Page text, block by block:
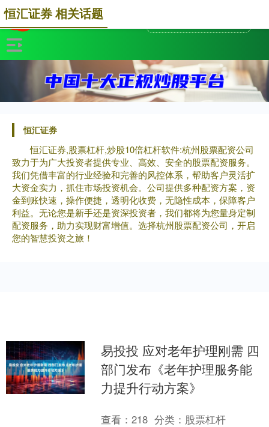
恒汇证券
恒汇证券,股票杠杆,炒股10倍杠杆软件:杭州股票配资公司
致力于为广大投资者提供专业、高效、安全的股票配资服务。
我们凭借丰富的行业经验和完善的风控体系，帮助客户灵活扩
大资金实力，抓住市场投资机会。公司提供多种配资方案，资
金到账快速，操作便捷，透明化收费，无隐性成本，保障客户
利益。无论您是新手还是资深投资者，我们都将为您量身定制
配资服务，助力实现财富增值。选择杭州股票配资公司，开启
您的智慧投资之旅！
恒汇证券 相关话题
易投投 应对老年护理刚需 四
部门发布《老年护理服务能
力提升行动方案》
查看：218 分类： 股票杠杆